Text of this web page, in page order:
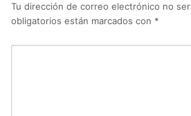
Tu dirección de correo electrónico no
obligatorios están marcados con *